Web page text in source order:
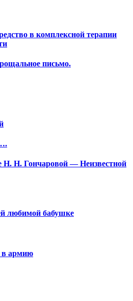
в комплексной терапии
письмо.
Н. Гончаровой — Неизвестной
любимой бабушке
в армию